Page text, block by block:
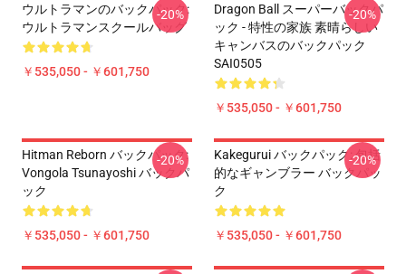
ウルトラマンのバックパック:
ウルトラマンスクールバッグ
￥535,050 - ￥601,750
-20%
Dragon Ball スーパーバックパ
ック - 特性の家族 素晴らしい
キャンバスのバックパック
SAI0505
￥535,050 - ￥601,750
-20%
Hitman Reborn バックパック:
Vongola Tsunayoshi バックパ
ック
￥535,050 - ￥601,750
-20%
Kakegurui バックパック: 包括
的なギャンブラー バックパッ
ク
￥535,050 - ￥601,750
-20%